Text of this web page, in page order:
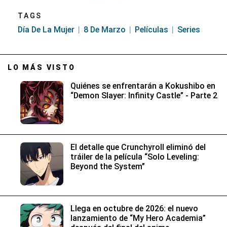
TAGS
Día De La Mujer 8 De Marzo Películas Series
LO MÁS VISTO
Quiénes se enfrentarán a Kokushibo en
“Demon Slayer: Infinity Castle” - Parte 2
El detalle que Crunchyroll eliminó del
tráiler de la película “Solo Leveling:
Beyond the System”
Llega en octubre de 2026: el nuevo
lanzamiento de “My Hero Academia”